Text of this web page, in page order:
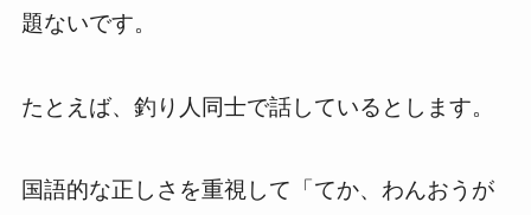
題ないです。
たとえば、釣り人同士で話しているとします。
国語的な正しさを重視して「てか、わんおうが